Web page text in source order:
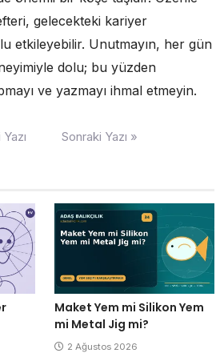
gelecekteki kariyer
etkileyebilir. Unutmayın, her gün
dolu; bu yüzden
ve yazmayı ihmal etmeyin.
Sonraki Yazı »
Maket Yem mi Silikon Yem
mi Metal Jig mi?
2 Ağustos 2026